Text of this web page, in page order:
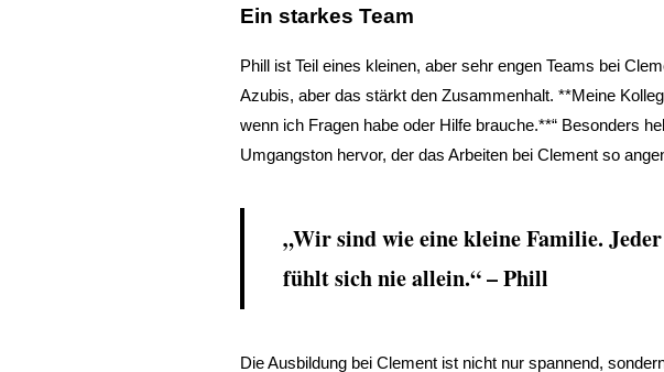
Ein starkes Team
Phill ist Teil eines kleinen, aber sehr engen Teams bei
Azubis, aber das stärkt den Zusammenhalt. **Meine
wenn ich Fragen habe oder Hilfe brauche.**“ Besonders
Umgangston hervor, der das Arbeiten bei Clement so
„Wir sind wie eine kleine Familie.
fühlt sich nie allein.“ – Phill
Die Ausbildung bei Clement ist nicht nur spannend,